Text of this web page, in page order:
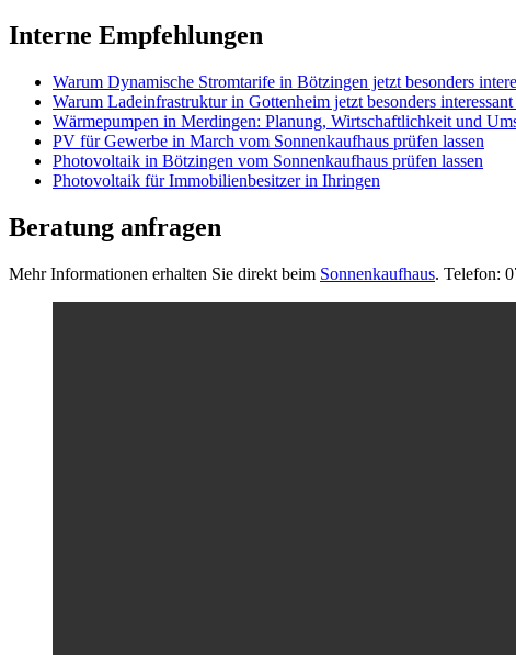
Interne Empfehlungen
Warum Dynamische Stromtarife in Bötzingen jetzt besonders
Warum Ladeinfrastruktur in Gottenheim jetzt besonders interessant
Wärmepumpen in Merdingen: Planung, Wirtschaftlichkeit und
PV für Gewerbe in March vom Sonnenkaufhaus prüfen lassen
Photovoltaik in Bötzingen vom Sonnenkaufhaus prüfen lassen
Photovoltaik für Immobilienbesitzer in Ihringen
Beratung anfragen
Mehr Informationen erhalten Sie direkt beim Sonnenkaufhaus. Telefon: